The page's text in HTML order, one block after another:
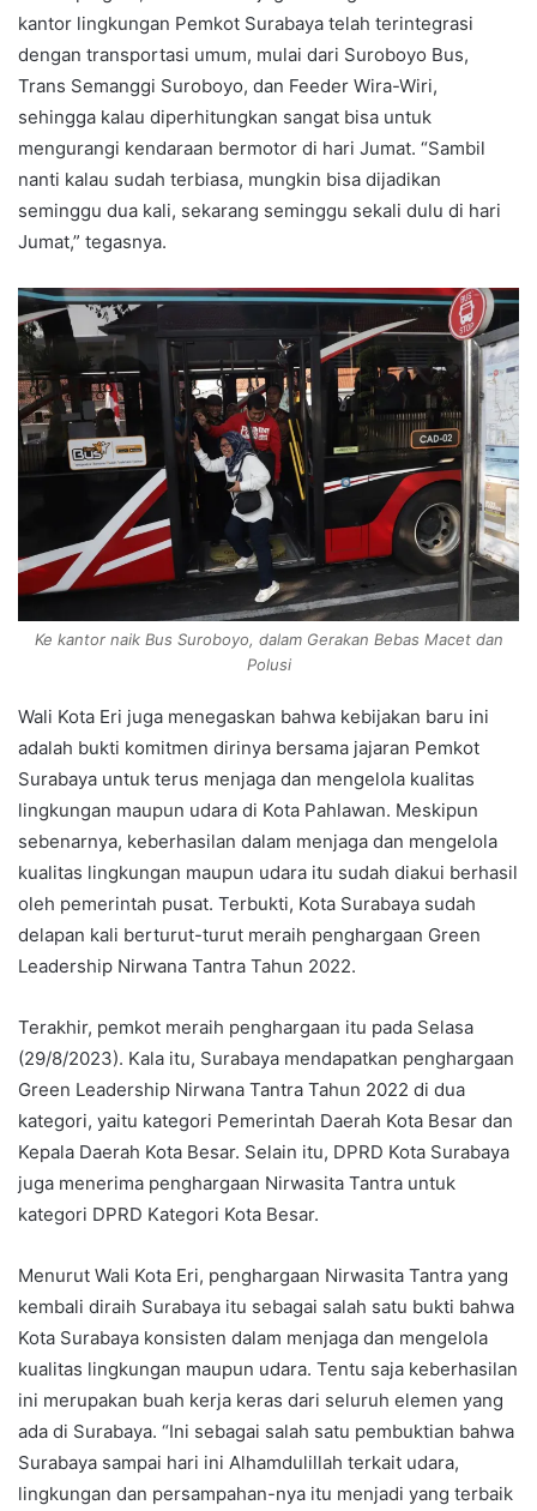
kantor lingkungan Pemkot Surabaya telah terintegrasi
dengan transportasi umum, mulai dari Suroboyo Bus,
Trans Semanggi Suroboyo, dan Feeder Wira-Wiri,
sehingga kalau diperhitungkan sangat bisa untuk
mengurangi kendaraan bermotor di hari Jumat. “Sambil
nanti kalau sudah terbiasa, mungkin bisa dijadikan
seminggu dua kali, sekarang seminggu sekali dulu di hari
Jumat,” tegasnya.
Ke kantor naik Bus Suroboyo, dalam Gerakan Bebas Macet dan
Polusi
Wali Kota Eri juga menegaskan bahwa kebijakan baru ini
adalah bukti komitmen dirinya bersama jajaran Pemkot
Surabaya untuk terus menjaga dan mengelola kualitas
lingkungan maupun udara di Kota Pahlawan. Meskipun
sebenarnya, keberhasilan dalam menjaga dan mengelola
kualitas lingkungan maupun udara itu sudah diakui berhasil
oleh pemerintah pusat. Terbukti, Kota Surabaya sudah
delapan kali berturut-turut meraih penghargaan Green
Leadership Nirwana Tantra Tahun 2022.
Terakhir, pemkot meraih penghargaan itu pada Selasa
(29/8/2023). Kala itu, Surabaya mendapatkan penghargaan
Green Leadership Nirwana Tantra Tahun 2022 di dua
kategori, yaitu kategori Pemerintah Daerah Kota Besar dan
Kepala Daerah Kota Besar. Selain itu, DPRD Kota Surabaya
juga menerima penghargaan Nirwasita Tantra untuk
kategori DPRD Kategori Kota Besar.
Menurut Wali Kota Eri, penghargaan Nirwasita Tantra yang
kembali diraih Surabaya itu sebagai salah satu bukti bahwa
Kota Surabaya konsisten dalam menjaga dan mengelola
kualitas lingkungan maupun udara. Tentu saja keberhasilan
ini merupakan buah kerja keras dari seluruh elemen yang
ada di Surabaya. “Ini sebagai salah satu pembuktian bahwa
Surabaya sampai hari ini Alhamdulillah terkait udara,
lingkungan dan persampahan-nya itu menjadi yang terbaik